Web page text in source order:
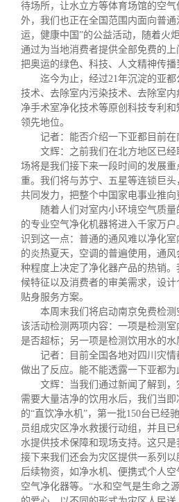
制度法规
联系我们
待场所，让水立方等体育场馆的空
外，我们也正在全国范围内面向普
运，健康中国”的公益活动，随着火
通过为当地消费者提供全部免费的上
把奥运的绿色、科技、人文精神传播
迄今为止，经过21年沉淀的亚
技术、去除室内污染技术、去除室
净手术室净化技术等原创科技专利
领先地位。
记者：能否介绍一下亚都目前在
文辉：之前我们在北方地区已
场将是我们接下来一段时间的发展
重。我们将与苏宁、五星等连锁巨头
共同发力，把整个中国家电事业推向
随着人们对室内小环境空气质
的专业空气净化机器将进入千家万
识到这一点：普通的通风难以净化
的炎热夏天，空调的普遍使用，通
种程度上决定了净化器产品的热销
候特征以及消费者的审美需求，设
贴身服务方案。
本周末我们将启动南京免费检测
该活动检测两项内容：一项是检测
是否超标；另一项是检测饮用水的水
记者：目前全国各地对四川灾
做出了反应。能不能透露一下亚都为
文辉：当我们通过新闻了解到，
需要大量洁净的饮用水后，我们当即
的“直饮净水机”，第一批150台已经
员组成灾区净水救援行动组，并且
水提供技术保障和现场支持。这只是
接下来我们还会为灾区提供一系列
后续物资，如净水机、便携式个人
空气净化器等。 “水和空气是生命之源